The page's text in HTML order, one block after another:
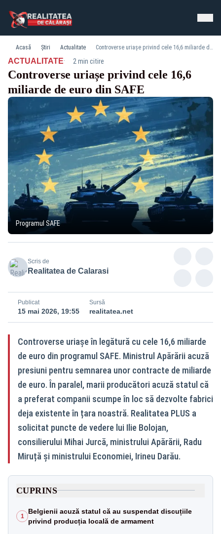
Acasă Știri Actualitate Controverse uriașe privind cele 16,6 miliarde de euro din SAFE
ACTUALITATE· 2 min citire
Controverse uriașe privind cele 16,6
miliarde de euro din SAFE
Programul SAFE
Scris de
Realitatea de Calarasi
Publicat
15 mai 2026, 19:55
Sursă
realitatea.net
Controverse uriașe în legătură cu cele 16,6 miliarde
de euro din programul SAFE. Ministrul Apărării acuză
presiuni pentru semnarea unor contracte de miliarde
de euro. În paralel, marii producători acuză statul că
a preferat companii scumpe în loc să dezvolte fabrici
deja existente în țara noastră. Realitatea PLUS a
solicitat puncte de vedere lui Ilie Bolojan,
consilierului Mihai Jurcă, ministrului Apărării, Radu
Miruță și ministrului Economiei, Irineu Darău.
CUPRINS
1
Belgienii acuză statul că au suspendat discuțiile
privind producția locală de armament